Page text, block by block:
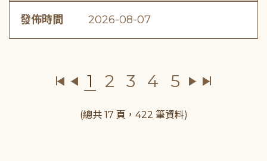
發佈時間 2026-08-07
1 2 3 4 5
(總共 17 頁，422 筆資料)